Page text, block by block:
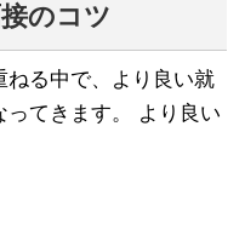
のコツ
ねる中で、より良い就
てきます。 より良い